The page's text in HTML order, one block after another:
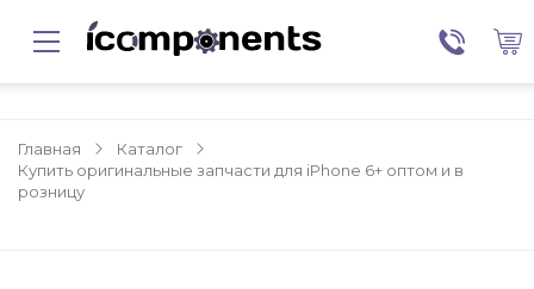
Главная
Каталог
Купить оригинальные запчасти для iPhone 6+ оптом и в
розницу